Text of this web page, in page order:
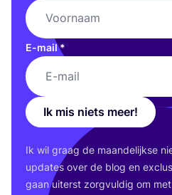
E-mail*
Ik mis niets meer!
Ik wil graag de maan­de­lijk­se
upda­tes over de blog en
gaan uiterst zorg­vul­dig om